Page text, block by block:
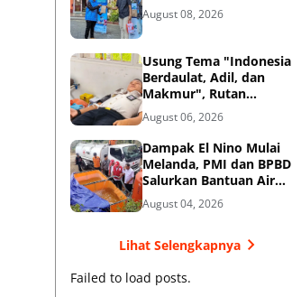
August 08, 2026
Usung Tema "Indonesia
Berdaulat, Adil, dan
Makmur", Rutan
Ponorogo Gelar Donor
Darah Kemanusiaan
Sambut HUT RI ke-81
August 06, 2026
Dampak El Nino Mulai
Melanda, PMI dan BPBD
Salurkan Bantuan Air
Bersih ke Desa Terdampak
di Ponorogo
August 04, 2026
Lihat Selengkapnya
Failed to load posts.